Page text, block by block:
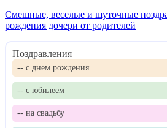
Смешные, веселые и шуточные
рождения дочери от родителей
Поздравления
-- с днем рождения
-- с юбилеем
-- на свадьбу